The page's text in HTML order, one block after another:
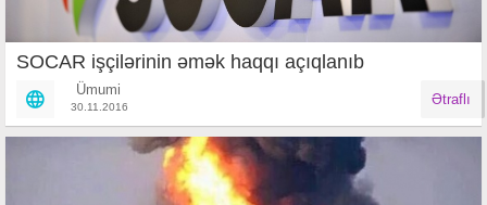
SOCAR işçilərinin əmək haqqı açıqlanıb
Ümumi
30.11.2016 Ətraflı